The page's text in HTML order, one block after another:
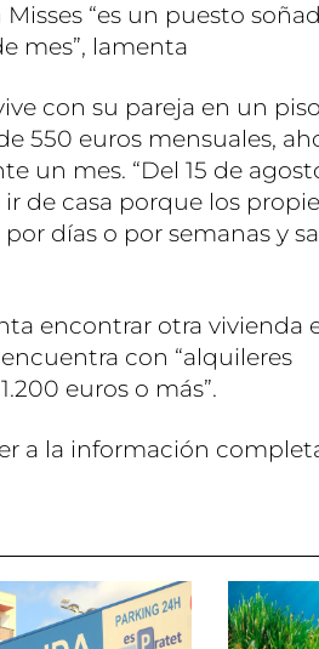
“es un puesto
mes”, lamenta
con su pareja en un
550 euros mensuales,
un mes. “Del 15 de
de casa porque los
días o por semanas y
encontrar otra vivienda
con “alquileres
euros o más”.
a la información